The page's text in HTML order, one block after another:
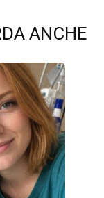
ANCHE